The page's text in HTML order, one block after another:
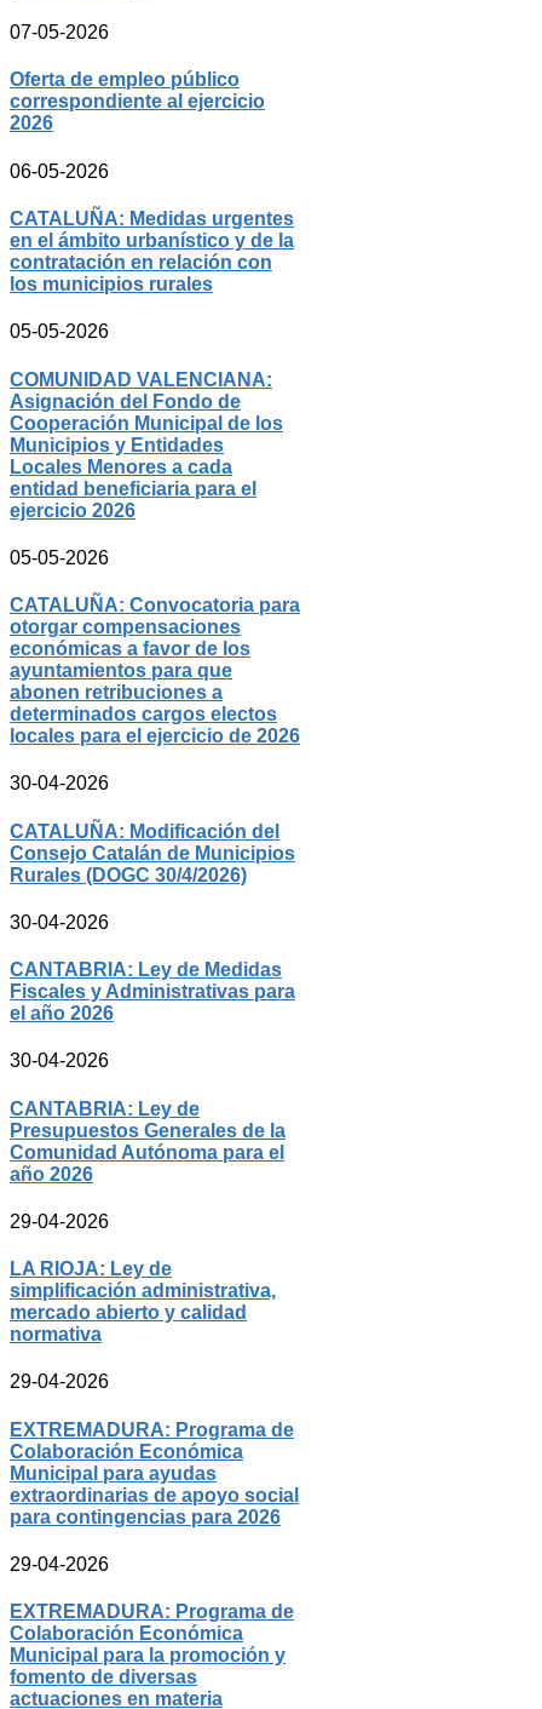
07-05-2026
Oferta de empleo público
correspondiente al ejercicio
2026
06-05-2026
CATALUÑA: Medidas urgentes
en el ámbito urbanístico y de la
contratación en relación con
los municipios rurales
05-05-2026
COMUNIDAD VALENCIANA:
Asignación del Fondo de
Cooperación Municipal de los
Municipios y Entidades
Locales Menores a cada
entidad beneficiaria para el
ejercicio 2026
05-05-2026
CATALUÑA: Convocatoria para
otorgar compensaciones
económicas a favor de los
ayuntamientos para que
abonen retribuciones a
determinados cargos electos
locales para el ejercicio de 2026
30-04-2026
CATALUÑA: Modificación del
Consejo Catalán de Municipios
Rurales (DOGC 30/4/2026)
30-04-2026
CANTABRIA: Ley de Medidas
Fiscales y Administrativas para
el año 2026
30-04-2026
CANTABRIA: Ley de
Presupuestos Generales de la
Comunidad Autónoma para el
año 2026
29-04-2026
LA RIOJA: Ley de
simplificación administrativa,
mercado abierto y calidad
normativa
29-04-2026
EXTREMADURA: Programa de
Colaboración Económica
Municipal para ayudas
extraordinarias de apoyo social
para contingencias para 2026
29-04-2026
EXTREMADURA: Programa de
Colaboración Económica
Municipal para la promoción y
fomento de diversas
actuaciones en materia